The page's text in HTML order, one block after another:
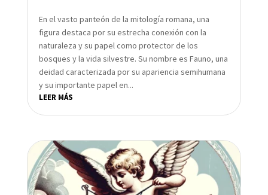
En el vasto panteón de la mitología romana, una
figura destaca por su estrecha conexión con la
naturaleza y su papel como protector de los
bosques y la vida silvestre. Su nombre es Fauno, una
deidad caracterizada por su apariencia semihumana
y su importante papel en...
LEER MÁS